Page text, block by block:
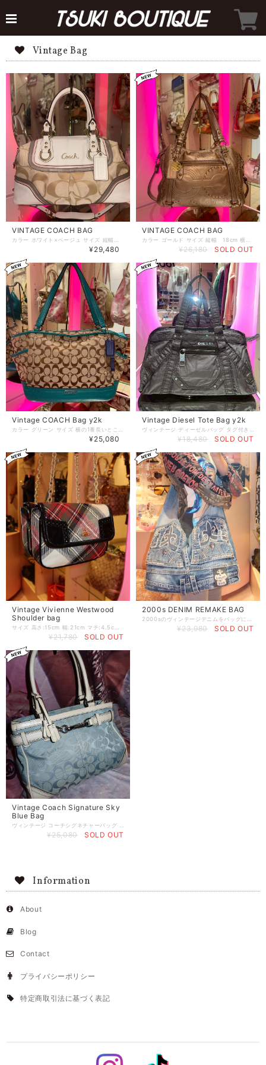
Vintage Bag
VINTAGE COACH BAG
¥29,480
VINTAGE COACH BAG
¥26,180 SOLD OUT
Vintage COACH Bag y2k
¥25,080
Vintage Diesel Tote Bag y2k
¥18,480 SOLD OUT
Vintage Vivienne Westwood
Shoulder bag
¥21,780 SOLD OUT
2000s DENIM REMAKE BAG
¥23,980 SOLD OUT
Vintage Coach Signature Sky
Blue Bag
¥25,080 SOLD OUT
Information
About
Blog
Contact
プライバシーポリシー
特定商取引法に基づく表記